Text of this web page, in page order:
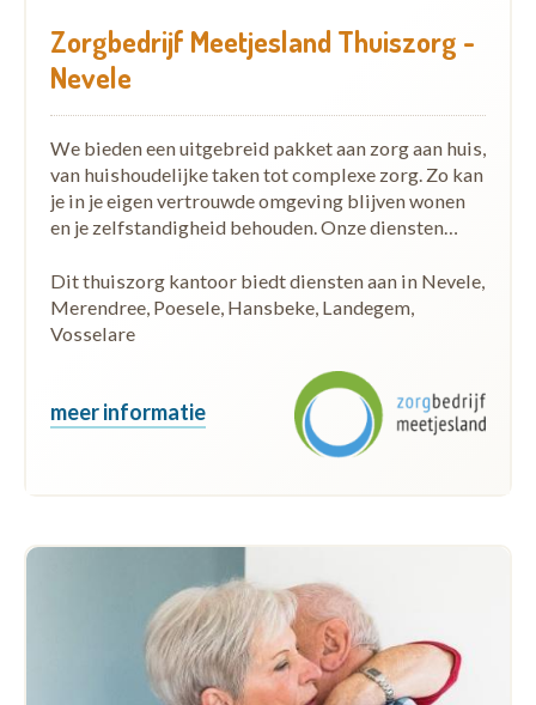
Zorgbedrijf Meetjesland Thuiszorg -
Nevele
We bieden een uitgebreid pakket aan zorg aan huis,
van huishoudelijke taken tot complexe zorg. Zo kan
je in je eigen vertrouwde omgeving blijven wonen
en je zelfstandigheid behouden. Onze diensten…
Dit thuiszorg kantoor biedt diensten aan in Nevele,
Merendree, Poesele, Hansbeke, Landegem,
Vosselare
meer informatie